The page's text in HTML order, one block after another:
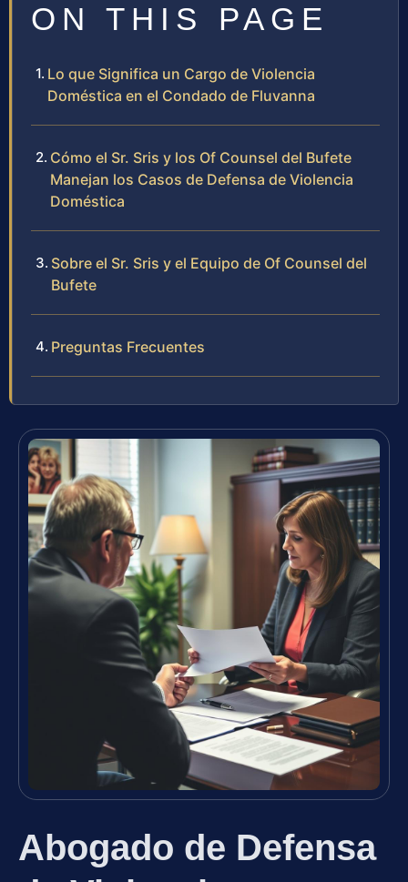
ON THIS PAGE
Lo que Significa un Cargo de Violencia
Doméstica en el Condado de Fluvanna
Cómo el Sr. Sris y los Of Counsel del Bufete
Manejan los Casos de Defensa de Violencia
Doméstica
Sobre el Sr. Sris y el Equipo de Of Counsel del
Bufete
Preguntas Frecuentes
Abogado de Defensa